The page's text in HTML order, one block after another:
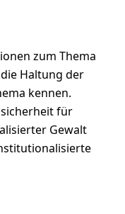
zum Thema
Haltung der
kennen.
für
Gewalt